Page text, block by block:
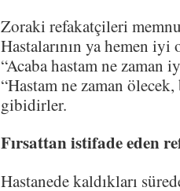
Zoraki refakatçileri
Hastalarının ya hemen iyi
“Acaba hastam ne zaman
“Hastam ne zaman
gibidirler.
Fırsattan istifade eden
Hastanede kaldıkları